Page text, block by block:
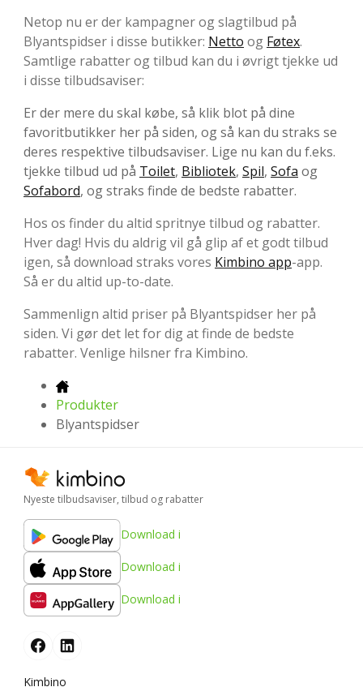
Netop nu er der kampagner og slagtilbud på
Blyantspidser i disse butikker: Netto og Føtex.
Samtlige rabatter og tilbud kan du i øvrigt tjekke ud
i disse tilbudsaviser:
Er der mere du skal købe, så klik blot på dine
favoritbutikker her på siden, og så kan du straks se
deres respektive tilbudsaviser. Lige nu kan du f.eks.
tjekke tilbud ud på Toilet, Bibliotek, Spil, Sofa og
Sofabord, og straks finde de bedste rabatter.
Hos os finder du altid spritnye tilbud og rabatter.
Hver dag! Hvis du aldrig vil gå glip af et godt tilbud
igen, så download straks vores Kimbino app-app.
Så er du altid up-to-date.
Sammenlign altid priser på Blyantspidser her på
siden. Vi gør det let for dig at finde de bedste
rabatter. Venlige hilsner fra Kimbino.
Produkter
Blyantspidser
Nyeste tilbudsaviser, tilbud og rabatter
Download i
Download i
Download i
Kimbino